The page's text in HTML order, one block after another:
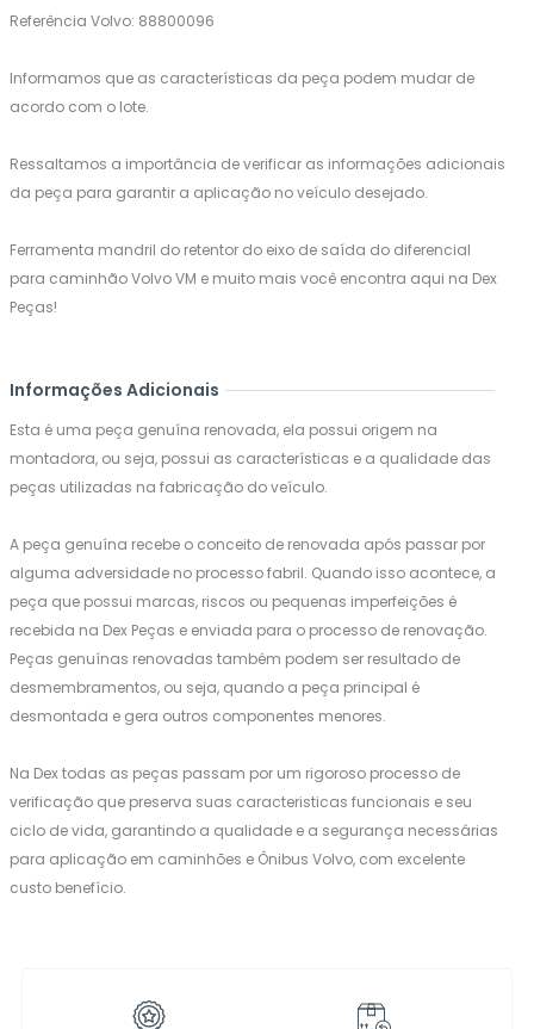
Referência Volvo: 88800096
Informamos que as características da peça podem mudar de
acordo com o lote.
Ressaltamos a importância de verificar as informações adicionais
da peça para garantir a aplicação no veículo desejado.
Ferramenta mandril do retentor do eixo de saída do diferencial
para caminhão Volvo VM e muito mais você encontra aqui na Dex
Peças!
Informações Adicionais
Esta é uma peça genuína renovada, ela possui origem na
montadora, ou seja, possui as características e a qualidade das
peças utilizadas na fabricação do veículo.
A peça genuína recebe o conceito de renovada após passar por
alguma adversidade no processo fabril. Quando isso acontece, a
peça que possui marcas, riscos ou pequenas imperfeições é
recebida na Dex Peças e enviada para o processo de renovação.
Peças genuínas renovadas também podem ser resultado de
desmembramentos, ou seja, quando a peça principal é
desmontada e gera outros componentes menores.
Na Dex todas as peças passam por um rigoroso processo de
verificação que preserva suas caracteristicas funcionais e seu
ciclo de vida, garantindo a qualidade e a segurança necessárias
para aplicação em caminhões e Ônibus Volvo, com excelente
custo benefício.